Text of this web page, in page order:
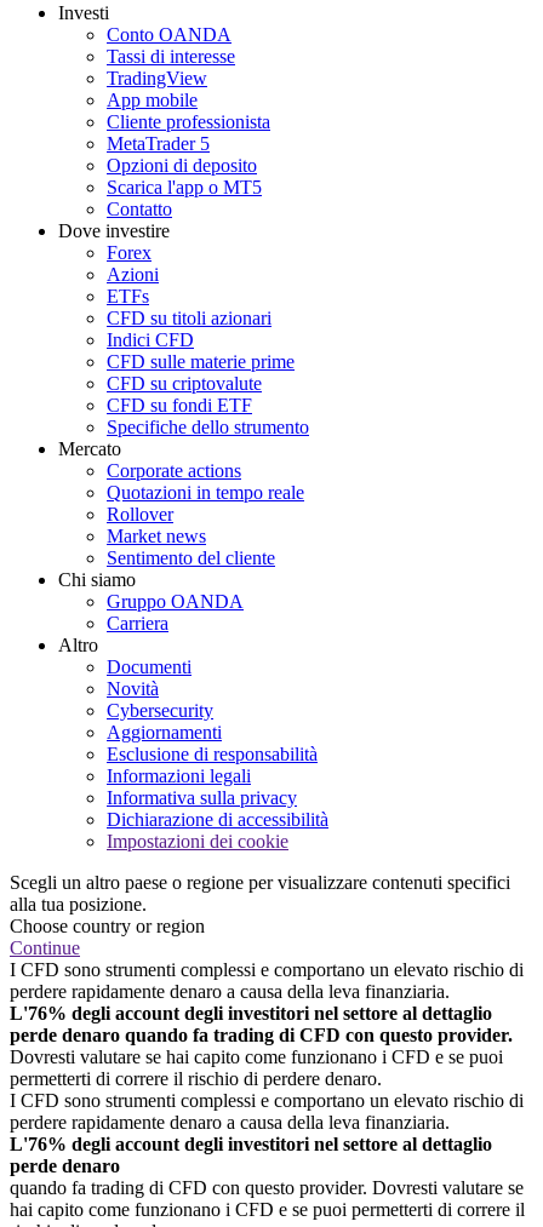
Investi
Conto OANDA
Tassi di interesse
TradingView
App mobile
Cliente professionista
MetaTrader 5
Opzioni di deposito
Scarica l'app o MT5
Contatto
Dove investire
Forex
Azioni
ETFs
CFD su titoli azionari
Indici CFD
CFD sulle materie prime
CFD su criptovalute
CFD su fondi ETF
Specifiche dello strumento
Mercato
Corporate actions
Quotazioni in tempo reale
Rollover
Market news
Sentimento del cliente
Chi siamo
Gruppo OANDA
Carriera
Altro
Documenti
Novità
Cybersecurity
Aggiornamenti
Esclusione di responsabilità
Informazioni legali
Informativa sulla privacy
Dichiarazione di accessibilità
Impostazioni dei cookie
Scegli un altro paese o regione per visualizzare contenuti specifici
alla tua posizione.
Choose country or region
Continue
I CFD sono strumenti complessi e comportano un elevato rischio di
perdere rapidamente denaro a causa della leva finanziaria.
L'76% degli account degli investitori nel settore al dettaglio
perde denaro quando fa trading di CFD con questo provider.
Dovresti valutare se hai capito come funzionano i CFD e se puoi
permetterti di correre il rischio di perdere denaro.
I CFD sono strumenti complessi e comportano un elevato rischio di
perdere rapidamente denaro a causa della leva finanziaria.
L'76% degli account degli investitori nel settore al dettaglio
perde denaro
quando fa trading di CFD con questo provider. Dovresti valutare se
hai capito come funzionano i CFD e se puoi permetterti di correre il